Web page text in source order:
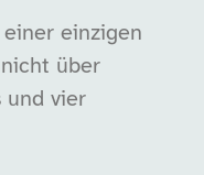
einer einzigen
über
und vier